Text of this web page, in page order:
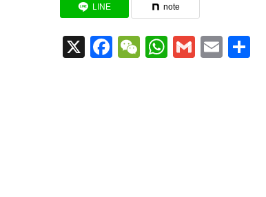
LINE note
X Facebook
WeChat
WhatsApp
GmailEmail